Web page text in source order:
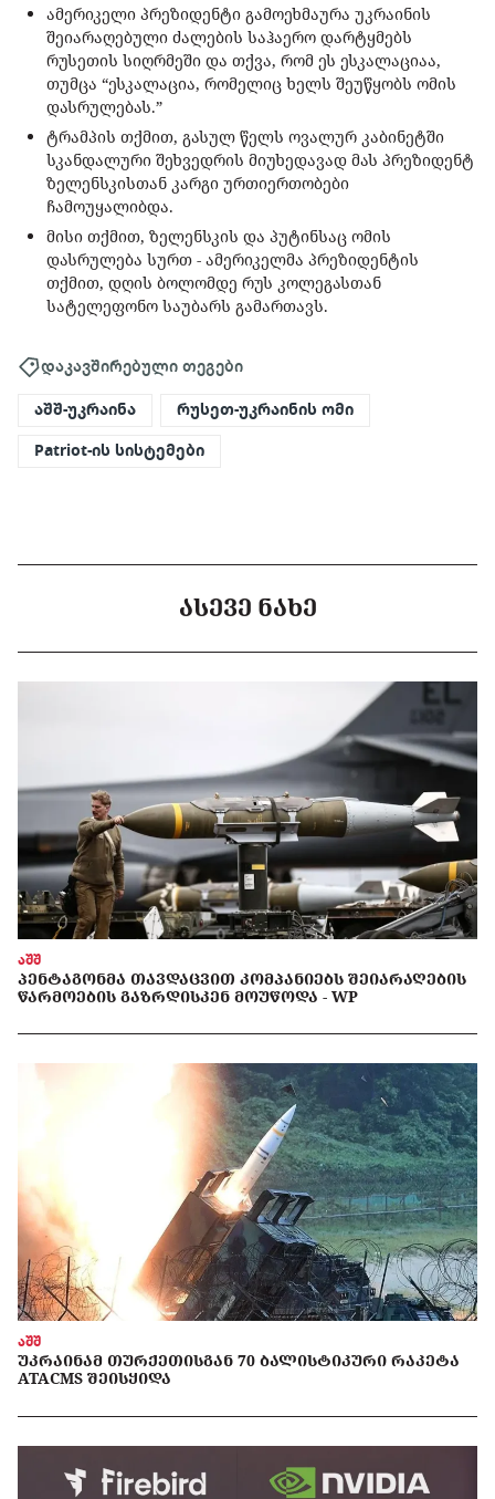
ამერიკელი პრეზიდენტი გამოეხმაურა უკრაინის
შეიარაღებული ძალების საჰაერო დარტყმებს
რუსეთის სიღრმეში და თქვა, რომ ეს ესკალაციაა,
თუმცა “ესკალაცია, რომელიც ხელს შეუწყობს ომის
დასრულებას.”
ტრამპის თქმით, გასულ წელს ოვალურ კაბინეტში
სკანდალური შეხვედრის მიუხედავად მას პრეზიდენტ
ზელენსკისთან კარგი ურთიერთობები
ჩამოუყალიბდა.
მისი თქმით, ზელენსკის და პუტინსაც ომის
დასრულება სურთ - ამერიკელმა პრეზიდენტის
თქმით, დღის ბოლომდე რუს კოლეგასთან
სატელეფონო საუბარს გამართავს.
დაკავშირებული თეგები
აშშ-უკრაინა რუსეთ-უკრაინის ომი
Patriot-ის სისტემები
ᲐᲡᲔᲕᲔ ᲜᲐᲮᲔ
აშშ
ᲞᲔᲜᲢᲐᲒᲝᲜᲛᲐ ᲗᲐᲕᲓᲐᲪᲕᲘᲗ ᲙᲝᲛᲞᲐᲜᲘᲔᲑᲡ ᲨᲔᲘᲐᲠᲐᲦᲔᲑᲘᲡ
ᲬᲐᲠᲛᲝᲔᲑᲘᲡ ᲒᲐᲖᲠᲓᲘᲡᲙᲔᲜ ᲛᲝᲣᲬᲝᲓᲐ - WP
აშშ
ᲣᲙᲠᲐᲘᲜᲐᲛ ᲗᲣᲠᲥᲔᲗᲘᲡᲒᲐᲜ 70 ᲑᲐᲚᲘᲡᲢᲘᲙᲣᲠᲘ ᲠᲐᲙᲔᲢᲐ
ATACMS ᲨᲔᲘᲡᲧᲘᲓᲐ